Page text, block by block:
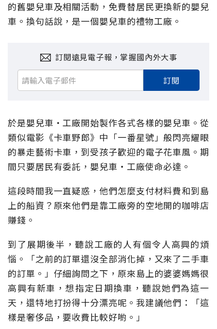
的舊嬰兒車及相關活動，免費替居民更換新的嬰兒
車。換句話說，是一個嬰兒車的禮物工廠。
訂閱遠見電子報，掌握國內外大事
訂閱
於是嬰兒車‧工廠開始製作各式各樣的嬰兒車。從
類似電影《卡車野郎》中「一番星號」般閃亮耀眼
的暴走藝術卡車，到受孩子歡迎的電子花車風。期
間只要居民有委託，嬰兒車‧工廠使命必達。
這段時間我一直疑惑，他們怎麼支付材料費和到島
上的船資？原來他們是靠工廠旁的空地開的咖啡店
賺錢。
到了展期後半，聽說工廠的人有個令人高興的煩
惱。「之前的訂單還沒全部消化掉，又來了二手車
的訂單。」仔細詢問之下，原來島上的婆婆媽媽很
高興有新車，想指定日期換車，聽說她們為這一
天，還特地打扮得十分漂亮呢。我建議他們：「這
樣是奢侈品，要收費比較好喲。」